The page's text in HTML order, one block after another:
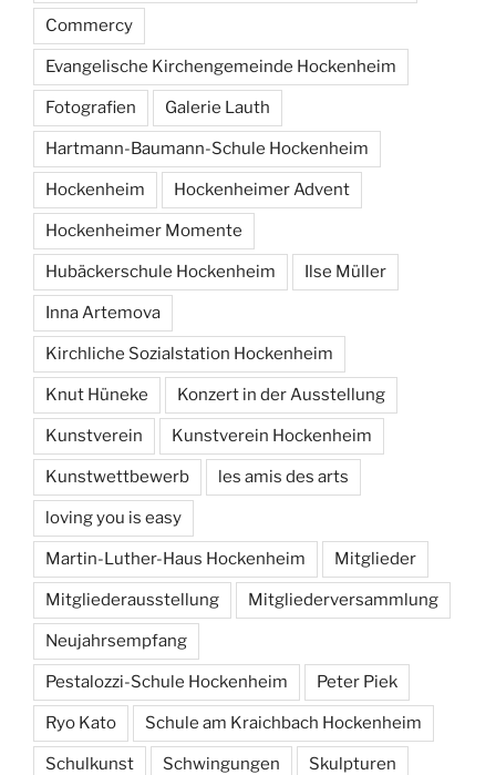
Commercy
Evangelische Kirchengemeinde Hockenheim
Fotografien Galerie Lauth
Hartmann-Baumann-Schule Hockenheim
Hockenheim Hockenheimer Advent
Hockenheimer Momente
Hubäckerschule Hockenheim Ilse Müller
Inna Artemova
Kirchliche Sozialstation Hockenheim
Knut Hüneke Konzert in der Ausstellung
Kunstverein Kunstverein Hockenheim
Kunstwettbewerb les amis des arts
loving you is easy
Martin-Luther-Haus Hockenheim Mitglieder
Mitgliederausstellung Mitgliederversammlung
Neujahrsempfang
Pestalozzi-Schule Hockenheim Peter Piek
Ryo Kato Schule am Kraichbach Hockenheim
Schulkunst Schwingungen Skulpturen